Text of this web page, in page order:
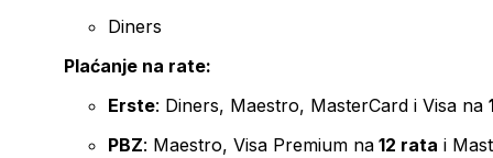
Diners
Plaćanje na rate:
Erste: Diners, Maestro, MasterCard i Visa na
PBZ: Maestro, Visa Premium na 12 rata i